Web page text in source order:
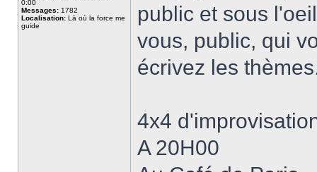
0:00
Messages: 1782
Localisation: Là où la force me
guide
public et sous
vous, public, qui
écrivez les
4x4
A 20H00